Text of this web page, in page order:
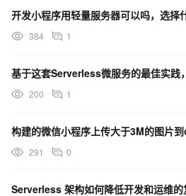
开发小程序用轻量服务器可以吗，选择
384 1
200 1
291 0
Serverless 架构如何降低开发和运维的